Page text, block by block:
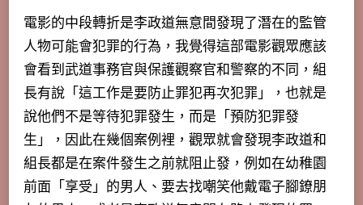
電影的中段轉折是李政道無意間發現了潛在的監管
人物可能會犯罪的行為，我覺得這部電影觀眾應該
會看到武道事務官與保護觀察官和警察的不同， 組
長有說「這工作是要防止罪犯再次犯罪」，也就是
說他們不是等待犯罪發生，而是「預防犯罪發
生」， 因此在幾個案例裡，觀眾就會發現李政道和
組長都是在案件發生之前就阻止發，例如在幼稚園
前面「享受」的男人、要去找嘲笑他戴電子腳鐐朋